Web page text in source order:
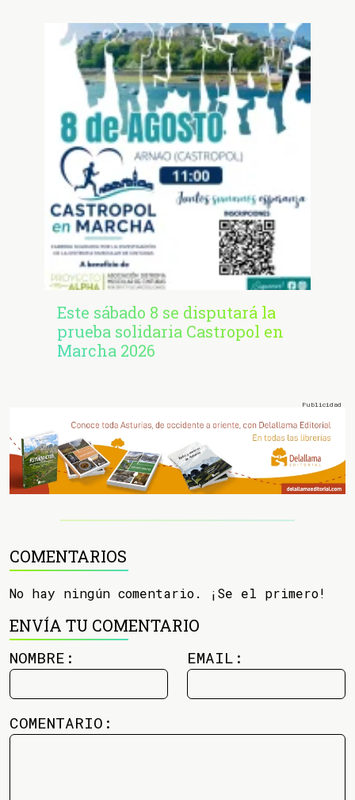
Este sábado 8 se disputará la
prueba solidaria Castropol en
Marcha 2026
COMENTARIOS
No hay ningún comentario. ¡Se el primero!
ENVÍA TU COMENTARIO
NOMBRE: EMAIL:
COMENTARIO: